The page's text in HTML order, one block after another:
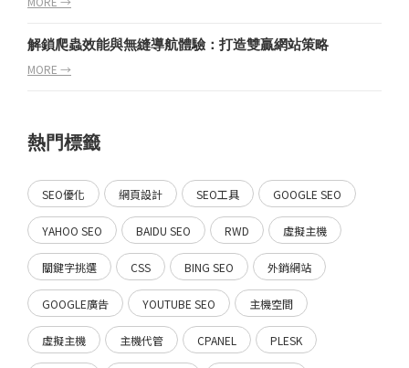
解鎖爬蟲效能與無縫導航體驗：打造雙贏網站策略
MORE →
熱門標籤
SEO優化 網頁設計 SEO工具 GOOGLE SEO
YAHOO SEO BAIDU SEO RWD 虛擬主機
關鍵字挑選 CSS BING SEO 外銷網站
GOOGLE廣告 YOUTUBE SEO 主機空間
虛擬主機 主機代管 CPANEL PLESK